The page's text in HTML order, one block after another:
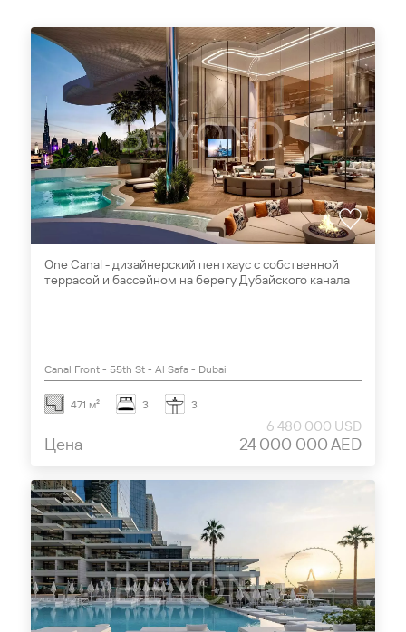
One Canal - дизайнерский пентхаус c собственной
террасой и бассейном на берегу Дубайского канала
Canal Front - 55th St - Al Safa - Dubai
471 м² 3 3
Цена
6 480 000 USD
24 000 000 AED